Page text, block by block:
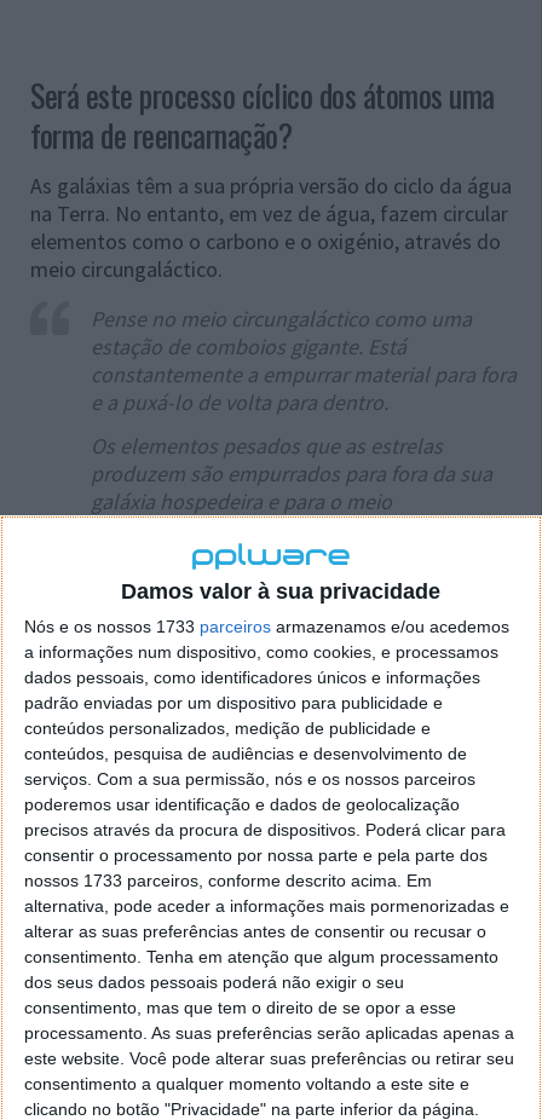
Damos valor à sua privacidade
Nós e os nossos 1733 parceiros armazenamos e/ou acedemos
a informações num dispositivo, como cookies, e processamos
dados pessoais, como identificadores únicos e informações
padrão enviadas por um dispositivo para publicidade e
conteúdos personalizados, medição de publicidade e
conteúdos, pesquisa de audiências e desenvolvimento de
serviços. Com a sua permissão, nós e os nossos parceiros
poderemos usar identificação e dados de geolocalização
precisos através da procura de dispositivos. Poderá clicar para
consentir o processamento por nossa parte e pela parte dos
nossos 1733 parceiros, conforme descrito acima. Em
alternativa, pode aceder a informações mais pormenorizadas e
alterar as suas preferências antes de consentir ou recusar o
consentimento. Tenha em atenção que algum processamento
dos seus dados pessoais poderá não exigir o seu
consentimento, mas que tem o direito de se opor a esse
processamento. As suas preferências serão aplicadas apenas a
este website. Você pode alterar suas preferências ou retirar seu
consentimento a qualquer momento voltando a este site e
clicando no botão "Privacidade" na parte inferior da página.
Será este processo cíclico dos átomos uma
forma de reencarnação?
As galáxias têm a sua própria versão do ciclo da água
na Terra. No entanto, em vez de água, fazem circular
elementos como o carbono e o oxigénio, através do
meio circungaláctico.
Pense no meio circungaláctico como uma
estação de comboios gigante. Está
constantemente a empurrar material para fora
e a puxá-lo de volta para dentro.
Os elementos pesados que as estrelas
produzem são empurrados para fora da sua
galáxia hospedeira e para o meio
supernovas, onde podem eventualmente ser
puxados de volta para dentro e continuar o
ciclo de formação de estrelas e planetas.
Explicou Samantha Garza, cuja descoberta se baseia
noutra, de 2011, quando os cientistas confirmaram,
pela primeira vez, que as galáxias formadoras de
estrelas estão rodeadas por este meio
circungaláctico. Na altura, os especialistas
encontraram gases quentes e ricos em oxigénio.